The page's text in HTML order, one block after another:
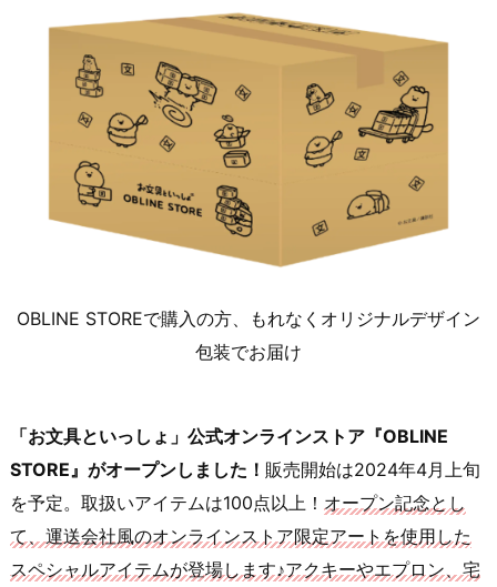
OBLINE STOREで購入の方、もれなくオリジナルデザイン
包装でお届け
「お文具といっしょ」公式オンラインストア『OBLINE
STORE』がオープンしました！ 販売開始は2024年4月上旬
を予定。取扱いアイテムは100点以上！ オープン記念とし
て、運送会社風のオンラインストア限定アートを使用した
スペシャルアイテムが登場します♪アクキーやエプロン、宅